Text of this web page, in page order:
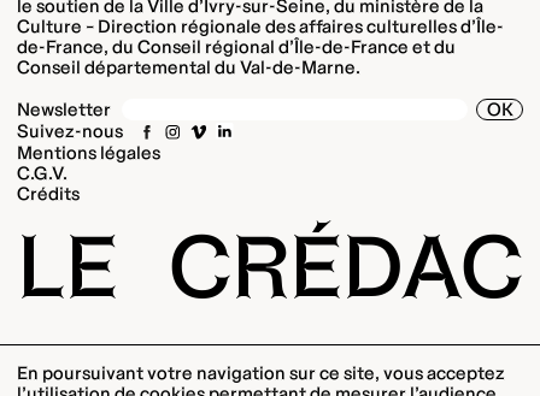
le soutien de la Ville d’Ivry-sur-Seine, du ministère de la
Culture – Direction régionale des affaires culturelles d’Île-
de-France, du Conseil régional d’Île-de-France et du
Conseil départemental du Val-de-Marne.
Newsletter
OK
Suivez-nous
Mentions légales
C.G.V.
Crédits
LE CRÉDAC
En poursuivant votre navigation sur ce site, vous acceptez